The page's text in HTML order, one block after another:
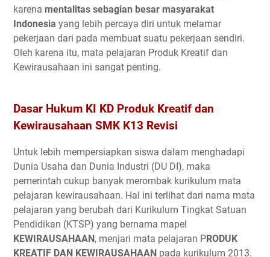
karena mentalitas sebagian besar masyarakat
Indonesia yang lebih percaya diri untuk melamar
pekerjaan dari pada membuat suatu pekerjaan sendiri.
Oleh karena itu, mata pelajaran Produk Kreatif dan
Kewirausahaan ini sangat penting.
Dasar Hukum KI KD Produk Kreatif dan
Kewirausahaan SMK K13 Revisi
Untuk lebih mempersiapkan siswa dalam menghadapi
Dunia Usaha dan Dunia Industri (DU DI), maka
pemerintah cukup banyak merombak kurikulum mata
pelajaran kewirausahaan. Hal ini terlihat dari nama mata
pelajaran yang berubah dari Kurikulum Tingkat Satuan
Pendidikan (KTSP) yang bernama mapel
KEWIRAUSAHAAN , menjari mata pelajaran PRODUK
KREATIF DAN KEWIRAUSAHAAN pada kurikulum 2013.